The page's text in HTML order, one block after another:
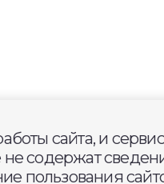
сайта, и
содержат
пользования